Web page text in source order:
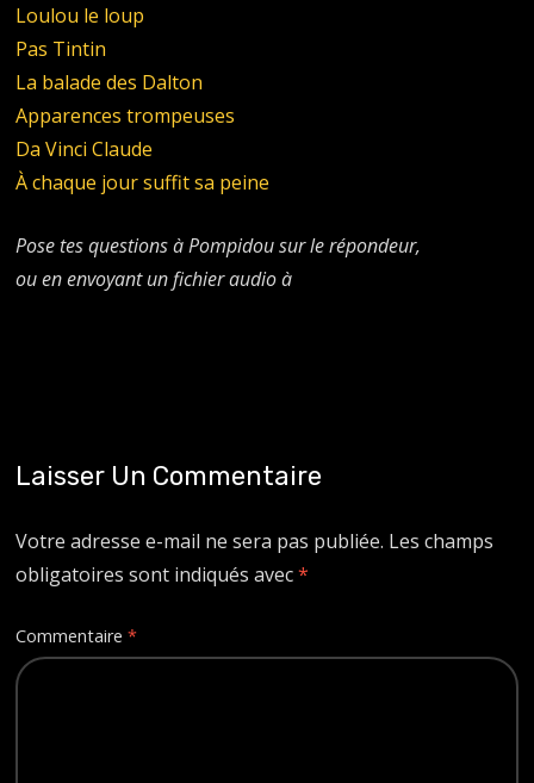
Loulou le loup
Pas Tintin
La balade des Dalton
Apparences trompeuses
Da Vinci Claude
À chaque jour suffit sa peine
Pose tes questions à Pompidou sur le répondeur,
ou en envoyant un fichier audio à
Laisser Un Commentaire
Votre adresse e-mail ne sera pas publiée. Les champs
obligatoires sont indiqués avec*
Commentaire*